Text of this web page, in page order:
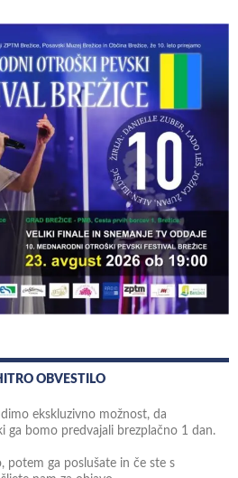
OBVESTILO
ekskluzivno možnost, da
ga bomo predvajali brezplačno 1 dan.
potem ga poslušate in če ste s